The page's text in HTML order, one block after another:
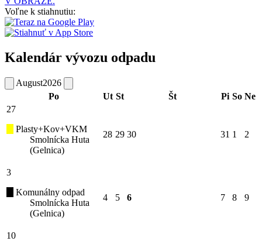
Voľne k stiahnutiu:
Kalendár vývozu odpadu
August2026
Po
Ut St Št Pi So Ne
27
Plasty+Kov+VKM
Smolnícka Huta
(Gelnica)
28 29 30 31 1 2
3
Komunálny odpad
Smolnícka Huta
(Gelnica)
4 5 6 7 8 9
10